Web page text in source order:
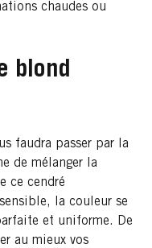
chaudes ou
blond
faudra passer par la
de mélanger la
ce cendré
la couleur se
et uniforme. De
au mieux vos